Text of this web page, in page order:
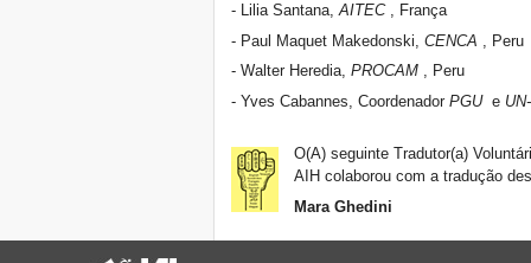
- Lilia Santana,AITEC, França
- Paul Maquet Makedonski,CENCA , Peru
- Walter Heredia,PROCAM , Peru
- Yves Cabannes, CoordenadorPGUe
O(A) seguinte Tradutor(a)
AIH colaborou com a tradução
Mara Ghedini